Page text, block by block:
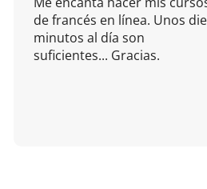
de francés en línea. Unos
minutos al día son
suficientes... Gracias.